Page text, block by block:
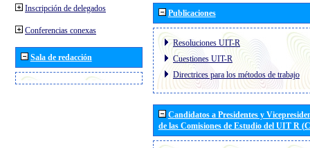
Inscripción de delegados
Conferencias conexas
Sala de redacción
Publicaciones
Resoluciones UIT-R
Cuestiones UIT-R
Directrices para los métodos de trabajo
Candidatos a Presidentes y
de las Comisiones de Estudio del UIT R